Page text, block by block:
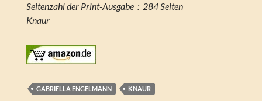
Seitenzahl der Print-Ausgabe ‏ : ‎ 284 Seiten
Knaur
GABRIELLA ENGELMANN KNAUR